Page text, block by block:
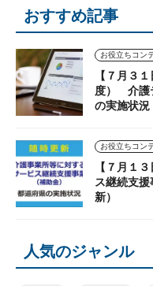
おすすめ記事
【７月３
度） 介護
の実施状況
【７月１
ス継続支
新）
人気のジャンル